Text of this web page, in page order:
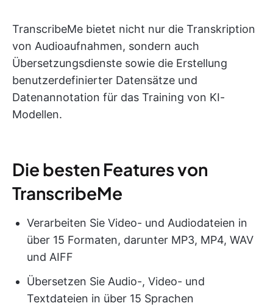
TranscribeMe bietet nicht nur die Transkription
von Audioaufnahmen, sondern auch
Übersetzungsdienste sowie die Erstellung
benutzerdefinierter Datensätze und
Datenannotation für das Training von KI-
Modellen.
Die besten Features von
TranscribeMe
Verarbeiten Sie Video- und Audiodateien in
über 15 Formaten, darunter MP3, MP4, WAV
und AIFF
Übersetzen Sie Audio-, Video- und
Textdateien in über 15 Sprachen